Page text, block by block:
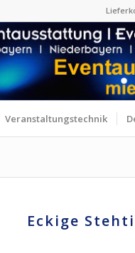
Veranstaltungstechnik
Eckige